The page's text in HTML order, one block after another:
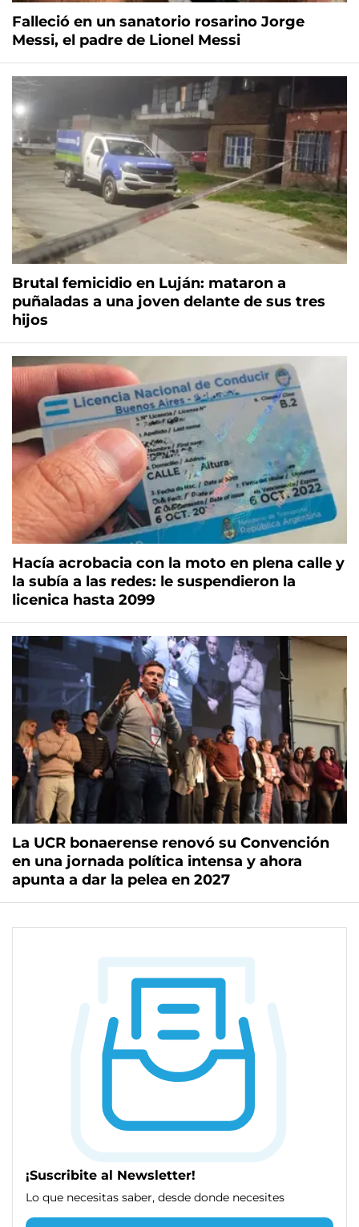
Falleció en un sanatorio rosarino Jorge
Messi, el padre de Lionel Messi
Brutal femicidio en Luján: mataron a
puñaladas a una joven delante de sus tres
hijos
Hacía acrobacia con la moto en plena calle y
la subía a las redes: le suspendieron la
licenica hasta 2099
La UCR bonaerense renovó su Convención
en una jornada política intensa y ahora
apunta a dar la pelea en 2027
¡Suscribite al Newsletter!
Lo que necesitas saber, desde donde necesites